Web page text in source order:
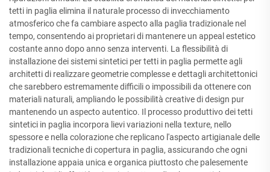
tetti in paglia elimina il naturale processo di invecchiamento
atmosferico che fa cambiare aspecto alla paglia tradizionale nel
tempo, consentendo ai proprietari di mantenere un appeal estetico
costante anno dopo anno senza interventi. La flessibilità di
installazione dei sistemi sintetici per tetti in paglia permette agli
architetti di realizzare geometrie complesse e dettagli architettonici
che sarebbero estremamente difficili o impossibili da ottenere con
materiali naturali, ampliando le possibilità creative di design pur
mantenendo un aspecto autentico. Il processo produttivo dei tetti
sintetici in paglia incorpora lievi variazioni nella texture, nello
spessore e nella colorazione che replicano l'aspecto artigianale delle
tradizionali tecniche di copertura in paglia, assicurando che ogni
installazione appaia unica e organica piuttosto che palesemente